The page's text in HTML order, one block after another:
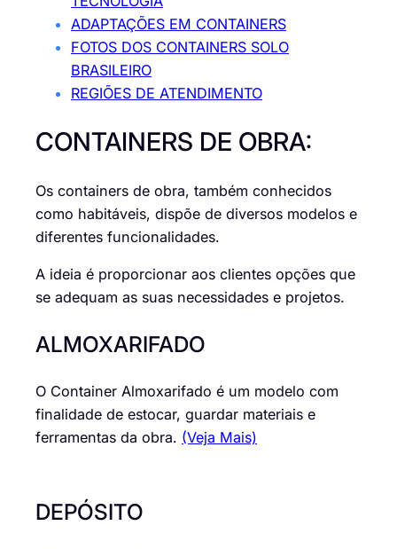
ADAPTAÇÕES EM CONTAINERS
FOTOS DOS CONTAINERS SOLO
BRASILEIRO
REGIÕES DE ATENDIMENTO
CONTAINERS DE OBRA:
Os containers de obra, também conhecidos
como habitáveis, dispõe de diversos modelos e
diferentes funcionalidades.
A ideia é proporcionar aos clientes opções que
se adequam as suas necessidades e projetos.
ALMOXARIFADO
O Container Almoxarifado é um modelo com
finalidade de estocar, guardar materiais e
ferramentas da obra. (Veja Mais)
DEPÓSITO